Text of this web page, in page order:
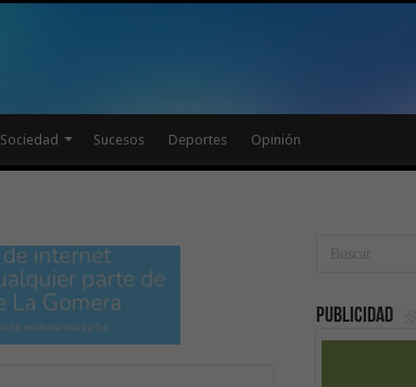
Sociedad Sucesos Deportes Opinión
Publicidad